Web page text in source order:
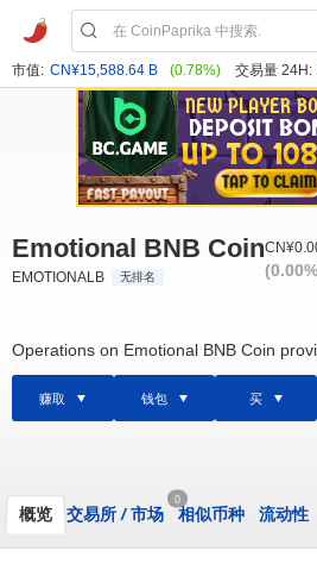
市值: CN¥15,588.64 B (0.78%) 交易量 24H:
Emotional BNB Coin
EMOTIONALB 无排名
Operations on Emotional BNB Coin
赚取 钱包 买
概览 交易所 /市场
0
相似币种 流动性